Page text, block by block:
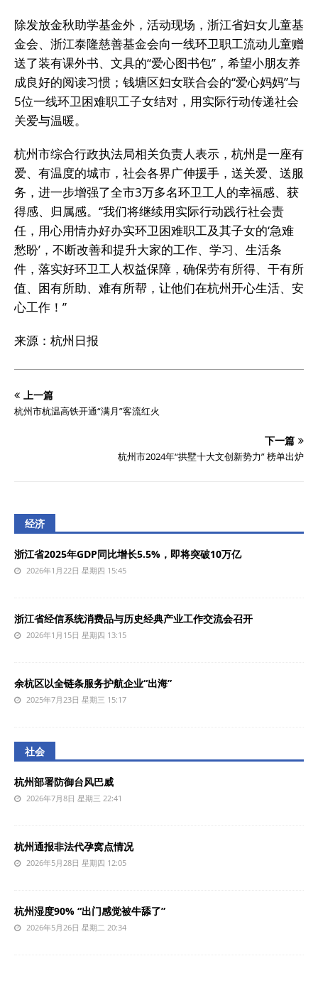
除发放金秋助学基金外，活动现场，浙江省妇女儿童基
金会、浙江泰隆慈善基金会向一线环卫职工流动儿童赠
送了装有课外书、文具的“爱心图书包”，希望小朋友养
成良好的阅读习惯；钱塘区妇女联合会的“爱心妈妈”与
5位一线环卫困难职工子女结对，用实际行动传递社会
关爱与温暖。
杭州市综合行政执法局相关负责人表示，杭州是一座有
爱、有温度的城市，社会各界广伸援手，送关爱、送服
务，进一步增强了全市3万多名环卫工人的幸福感、获
得感、归属感。“我们将继续用实际行动践行社会责
任，用心用情办好办实环卫困难职工及其子女的‘急难
愁盼’，不断改善和提升大家的工作、学习、生活条
件，落实好环卫工人权益保障，确保劳有所得、干有所
值、困有所助、难有所帮，让他们在杭州开心生活、安
心工作！”
来源：杭州日报
上一篇
杭州市杭温高铁开通“满月”客流红火
下一篇
杭州市2024年“拱墅十大文创新势力” 榜单出炉
经济
浙江省2025年GDP同比增长5.5%，即将突破10万亿
2026年1月22日 星期四 15:45
浙江省经信系统消费品与历史经典产业工作交流会召开
2026年1月15日 星期四 13:15
余杭区以全链条服务护航企业“出海”
2025年7月23日 星期三 15:17
社会
杭州部署防御台风巴威
2026年7月8日 星期三 22:41
杭州通报非法代孕窝点情况
2026年5月28日 星期四 12:05
杭州湿度90% “出门感觉被牛舔了”
2026年5月26日 星期二 20:34